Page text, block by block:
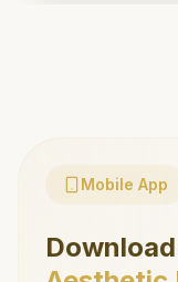
Mobile App